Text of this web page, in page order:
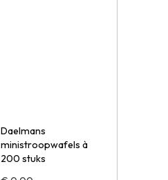
Daelmans
ministroopwafels à
200 stuks